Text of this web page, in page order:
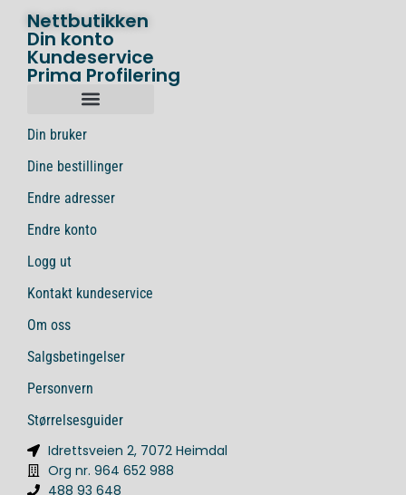
Nettbutikken
Din konto
Kundeservice
Prima Profilering
Din bruker
Dine bestillinger
Endre adresser
Endre konto
Logg ut
Kontakt kundeservice
Om oss
Salgsbetingelser
Personvern
Størrelsesguider
Idrettsveien 2, 7072 Heimdal
Org nr. 964 652 988
488 93 648